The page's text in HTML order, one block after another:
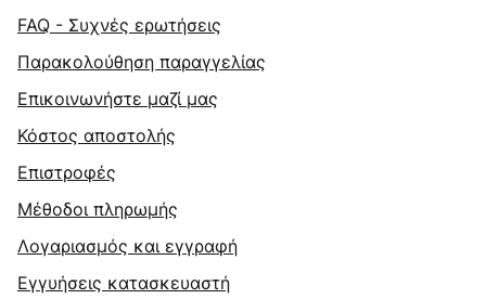
FAQ - Συχνές ερωτήσεις
Παρακολούθηση παραγγελίας
Επικοινωνήστε μαζί μας
Κόστος αποστολής
Επιστροφές
Μέθοδοι πληρωμής
Λογαριασμός και εγγραφή
Εγγυήσεις κατασκευαστή